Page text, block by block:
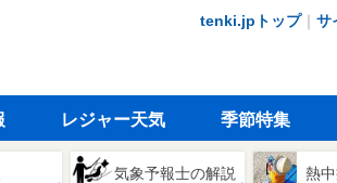
tenki.jpトップ｜ サ
レジャー天気 季節特集
気象予報士の解説 熱